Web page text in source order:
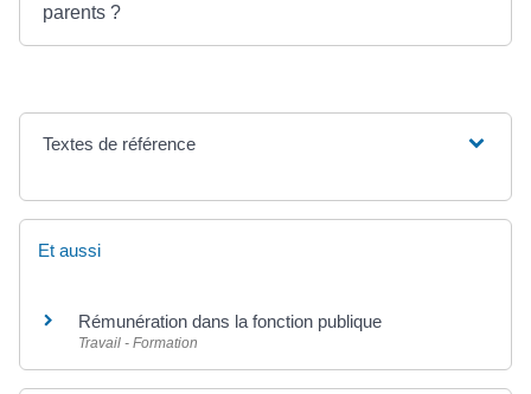
parents ?
Textes de référence
Et aussi
Rémunération dans la fonction publique
Travail - Formation